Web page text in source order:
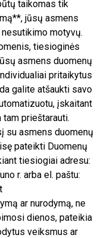
taikomas tik
jūsų asmens
motyvų.
tiesioginės
asmens duomenų
pritaikytus
galite atšaukti savo
įskaitant
prieštarauti.
su asmens duomenų
pateikti Duomenų
tiesiogiai adresu:
r. arba el. paštu:
ar nurodymą, ne
dienos, pateikia
veiksmus ar